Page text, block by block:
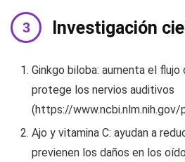
Investigación
Ginkgo biloba: aumenta el
protege los nervios auditivos
(https://
Ajo y vitamina C: ayudan a
previenen los daños en los